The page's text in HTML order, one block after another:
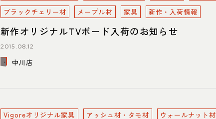
中川店
ブラックチェリー材
メープル材 家具 新作・入荷情報
新作オリジナルTVボード入荷のお知らせ
2015.08.12
Vigoreオリジナル家具 アッシュ材・タモ材 ウォールナット材